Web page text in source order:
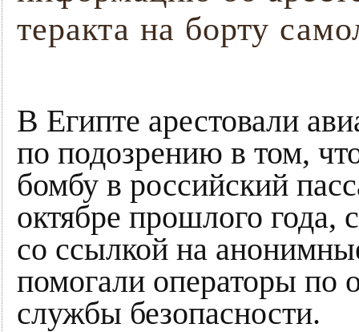
теракта на борту
В Египте арестовали
по подозрению в том,
бомбу в российский
октябре прошлого года,
со ссылкой на
помогали операторы по
службы безопасности.